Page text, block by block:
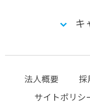
キ
法人概要 採
サイトポリシ